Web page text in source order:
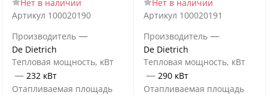
Нет в наличии
Артикул 100020190
Производитель —
De Dietrich
Тепловая мощность, кВт
— 232 кВт
Отапливаемая площадь
Нет в наличии
Артикул 100020191
Производитель —
De Dietrich
Тепловая мощность, кВт
— 290 кВт
Отапливаемая площадь